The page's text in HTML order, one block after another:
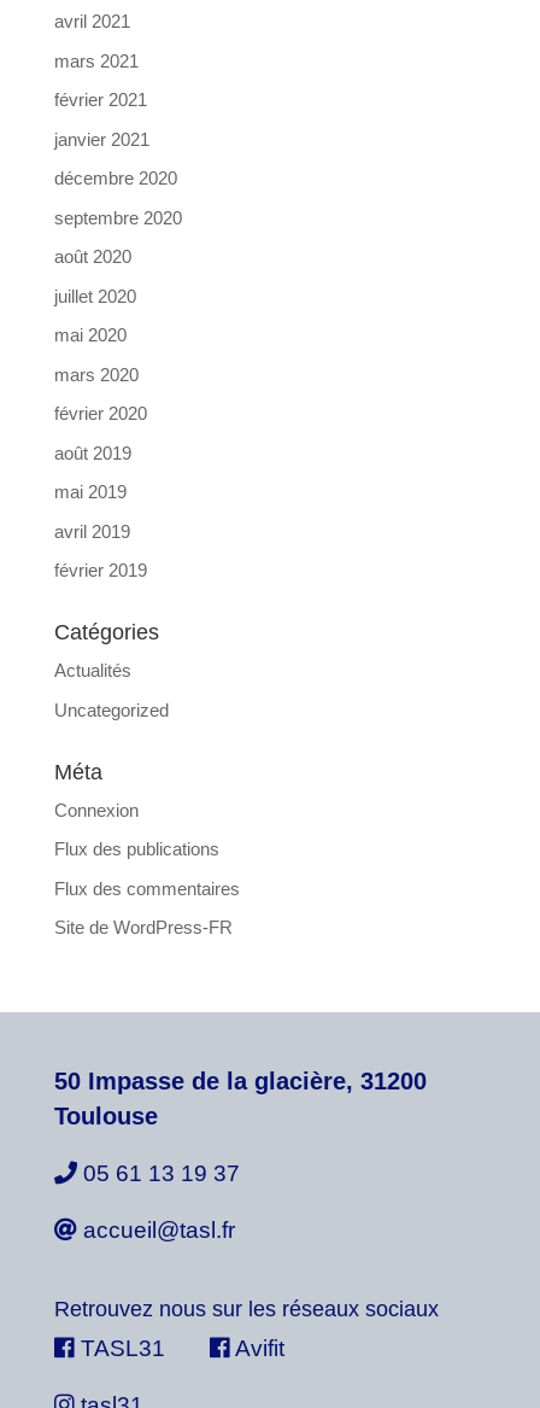
avril 2021
mars 2021
février 2021
janvier 2021
décembre 2020
septembre 2020
août 2020
juillet 2020
mai 2020
mars 2020
février 2020
août 2019
mai 2019
avril 2019
février 2019
Catégories
Actualités
Uncategorized
Méta
Connexion
Flux des publications
Flux des commentaires
Site de WordPress-FR
50 Impasse de la glacière, 31200
Toulouse
05 61 13 19 37
accueil@tasl.fr
Retrouvez nous sur les réseaux sociaux
TASL31 Avifit